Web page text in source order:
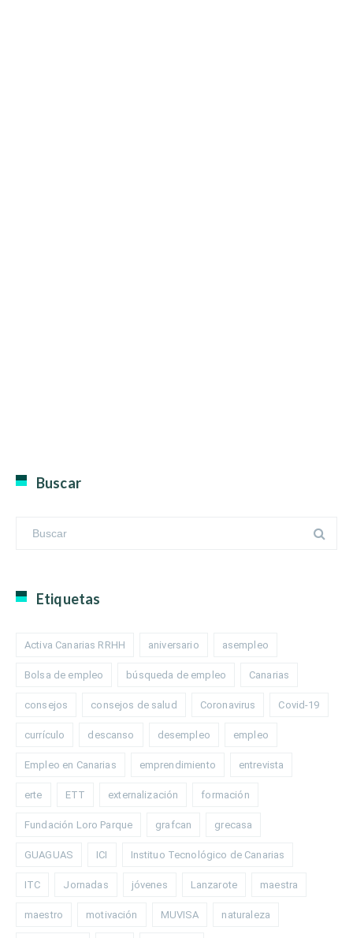
Buscar
Etiquetas
Activa Canarias RRHH aniversario asempleo
Bolsa de empleo búsqueda de empleo Canarias
consejos consejos de salud Coronavirus Covid-19
currículo descanso desempleo empleo
Empleo en Canarias emprendimiento entrevista
erte ETT externalización formación
Fundación Loro Parque grafcan grecasa
GUAGUAS ICI Instituo Tecnológico de Canarias
ITC Jornadas jóvenes Lanzarote maestra
maestro motivación MUVISA naturaleza